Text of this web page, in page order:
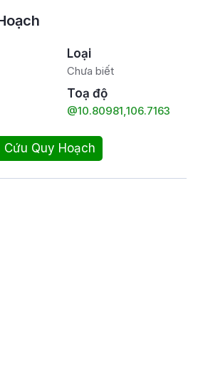
Loại
Chưa biết
Toạ độ
@10.80981,106.7163
Cứu Quy Hoạch